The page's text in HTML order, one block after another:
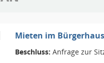
Mieten im Bürgerhaus
Beschluss: Anfrage zur